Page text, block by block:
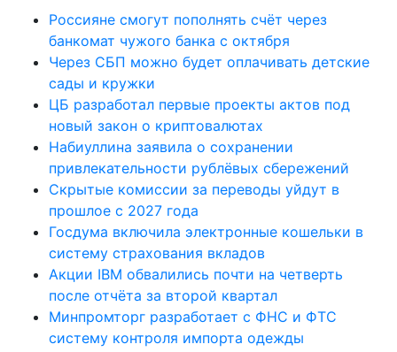
Россияне смогут пополнять счёт через
банкомат чужого банка с октября
Через СБП можно будет оплачивать детские
сады и кружки
ЦБ разработал первые проекты актов под
новый закон о криптовалютах
Набиуллина заявила о сохранении
привлекательности рублёвых сбережений
Скрытые комиссии за переводы уйдут в
прошлое с 2027 года
Госдума включила электронные кошельки в
систему страхования вкладов
Акции IBM обвалились почти на четверть
после отчёта за второй квартал
Минпромторг разработает с ФНС и ФТС
систему контроля импорта одежды